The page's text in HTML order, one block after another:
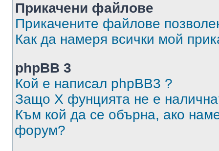
Прикачени файлове
Прикачените файлове
Как да намеря всички мой
phpBB 3
Кой е написал phpBB3 ?
Защо X фунцията не е
Към кой да се обърна, ако
форум?